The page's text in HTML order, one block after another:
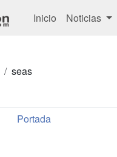
Inicio Noticias
seas
Portada